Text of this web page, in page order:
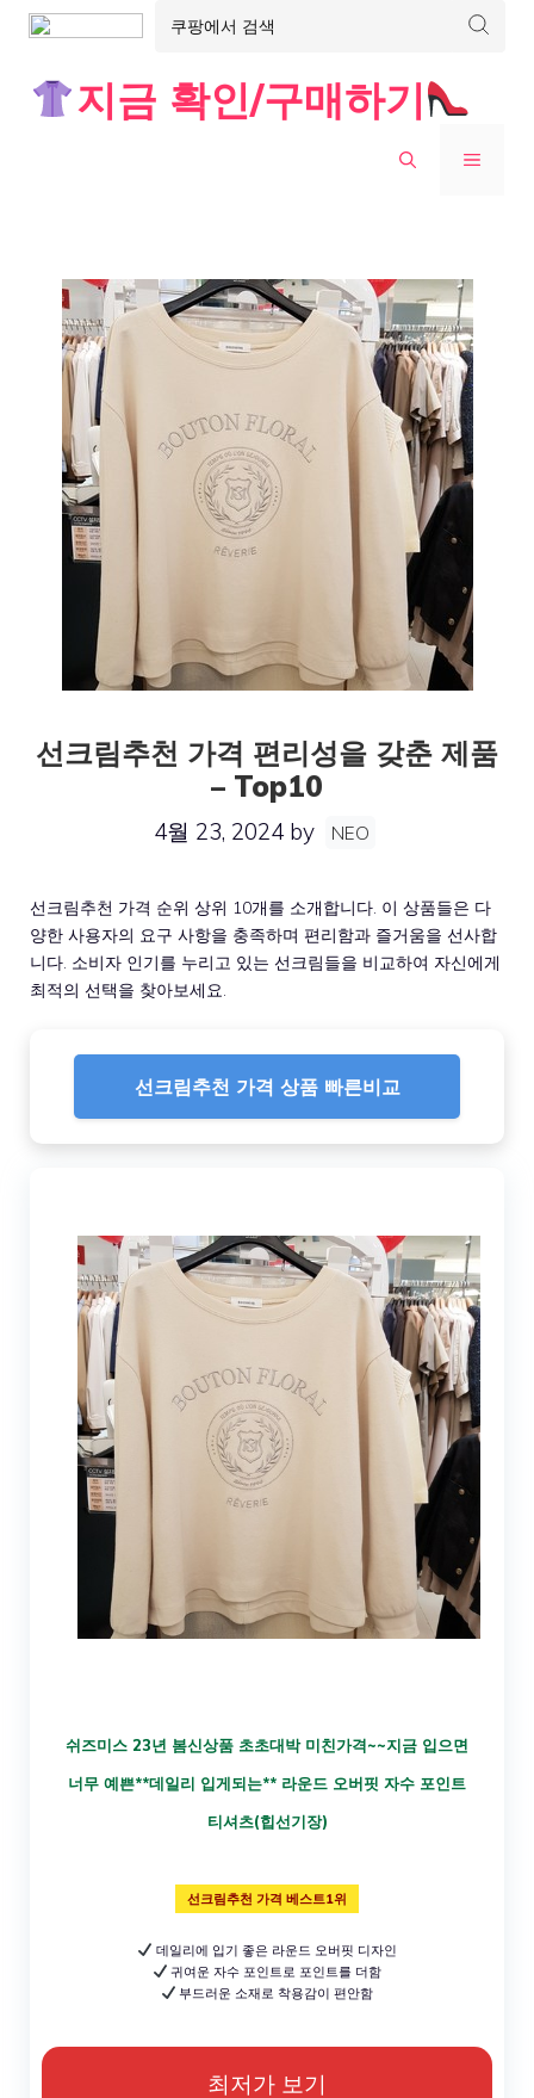
지금 확인/구매하기
MENU
선크림추천 가격 편리성을 갖춘 제품
– Top10
4월 23, 2024 by NEO
선크림추천 가격 순위 상위 10개를 소개합니다. 이 상품들은 다
양한 사용자의 요구 사항을 충족하며 편리함과 즐거움을 선사합
니다. 소비자 인기를 누리고 있는 선크림들을 비교하여 자신에게
최적의 선택을 찾아보세요.
선크림추천 가격 상품 빠른비교
쉬즈미스 23년 봄신상품 초초대박 미친가격~~지금 입으면
너무 예쁜**데일리 입게되는** 라운드 오버핏 자수 포인트
티셔츠(힙선기장)
선크림추천 가격 베스트1위
데일리에 입기 좋은 라운드 오버핏 디자인
귀여운 자수 포인트로 포인트를 더함
부드러운 소재로 착용감이 편안함
최저가 보기